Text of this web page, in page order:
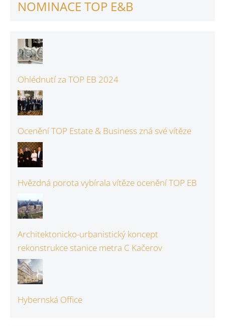
NOMINACE TOP E&B
Ohlédnutí za TOP EB 2024
Ocenění TOP Estate & Business zná své vítěze
Hvězdná porota vybírala vítěze ocenění TOP EB
Architektonicko-urbanistický koncept
rekonstrukce stanice metra C Kačerov
Hybernská Office